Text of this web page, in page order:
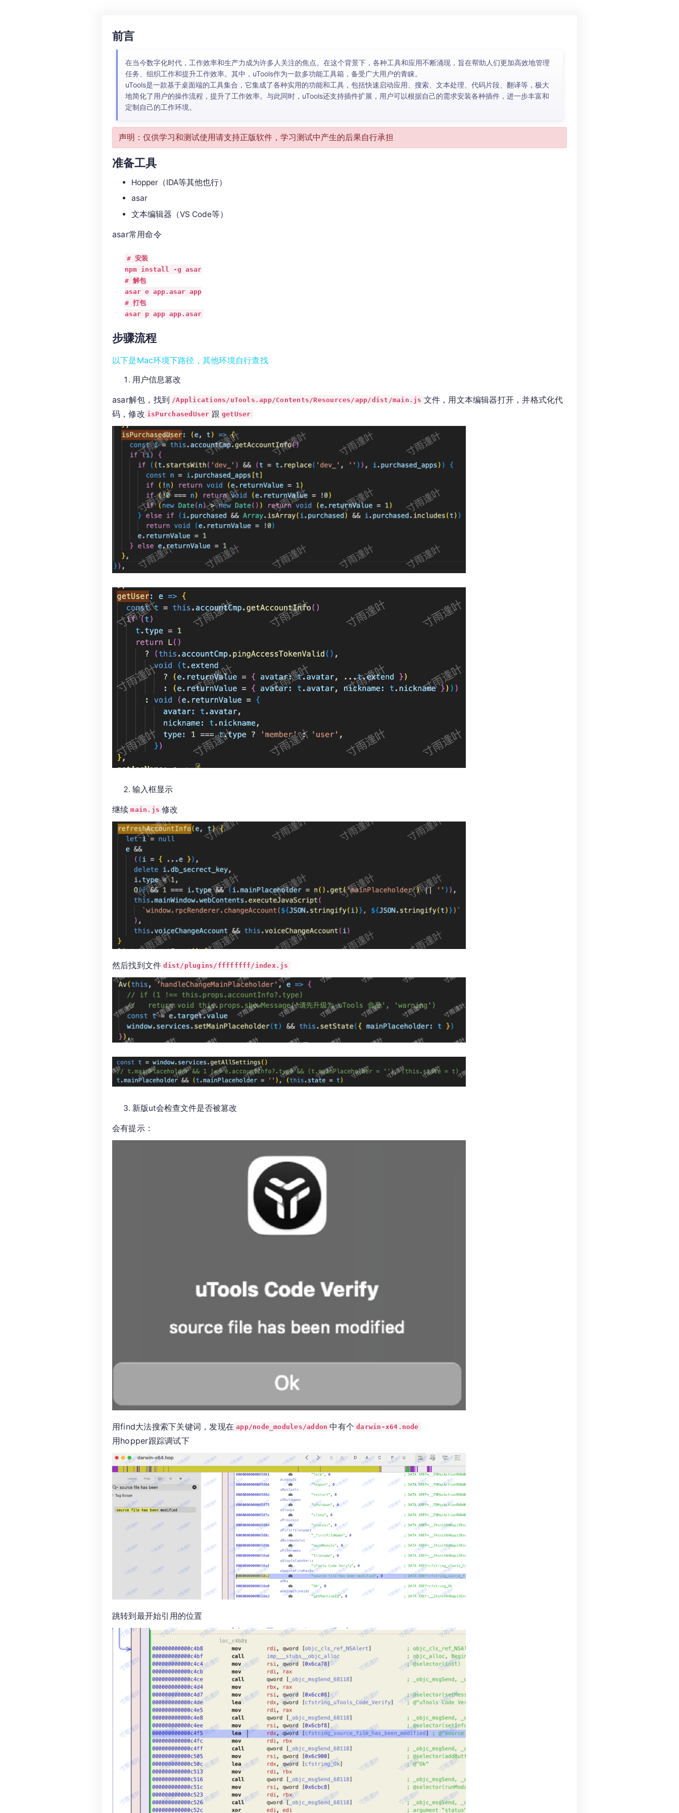
前言
在当今数字化时代，工作效率和生产力成为许多人关注的焦点。在这个背景下，各种工具和应用不断涌现，旨在帮助人们更加高效地管理
任务、组织工作和提升工作效率。其中，uTools作为一款多功能工具箱，备受广大用户的青睐。
uTools是一款基于桌面端的工具集合，它集成了各种实用的功能和工具，包括快速启动应用、搜索、文本处理、代码片段、翻译等，极大
地简化了用户的操作流程，提升了工作效率。与此同时，uTools还支持插件扩展，用户可以根据自己的需求安装各种插件，进一步丰富和
定制自己的工作环境。
声明：仅供学习和测试使用请支持正版软件，学习测试中产生的后果自行承担
准备工具
Hopper（IDA等其他也行）
asar
文本编辑器（VS Code等）
asar常用命令
# 安装
npm install -g asar
# 解包
asar e app.asar app
# 打包
asar p app app.asar
步骤流程
以下是Mac环境下路径，其他环境自行查找
用户信息篡改
asar解包，找到 /Applications/uTools.app/Contents/Resources/app/dist/main.js 文件，用文本编辑器打开，并格式化代
码，修改 isPurchasedUser 跟 getUser
输入框显示
继续 main.js 修改
然后找到文件 dist/plugins/ffffffff/index.js
新版ut会检查文件是否被篡改
会有提示：
用find大法搜索下关键词，发现在 app/node_modules/addon 中有个 darwin-x64.node
用hopper跟踪调试下
跳转到最开始引用的位置